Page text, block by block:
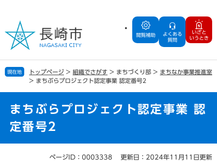
の
で
す
ー
ば
し
閲覧補助
よくある
質問
いざと
いうとき
現在地 トップページ > 組織でさがす > まちづくり部 > まちなか事業推進室
> まちぶらプロジェクト認定事業 認定番号2
まちぶらプロジェクト認定事業 認
定番号2
ページID：0003338 更新日：2024年11月11日更新